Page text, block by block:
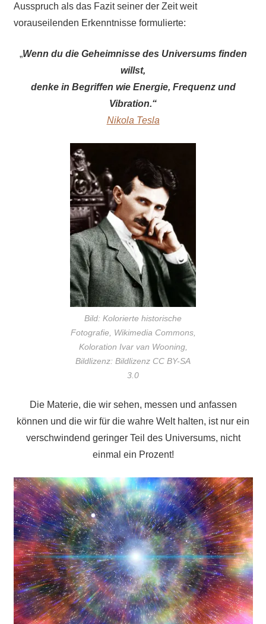
Ausspruch als das Fazit seiner der Zeit weit
vorauseilenden Erkenntnisse formulierte:
„Wenn du die Geheimnisse des Universums finden
willst,
denke in Begriffen wie Energie, Frequenz und
Vibration.“
Nikola Tesla
Bild: Kolorierte historische
Fotografie, Wikimedia Commons,
Koloration Ivar van Wooning,
Bildlizenz: Bildlizenz CC BY-SA
3.0
Die Materie, die wir sehen, messen und anfassen
können und die wir für die wahre Welt halten, ist nur ein
verschwindend geringer Teil des Universums, nicht
einmal ein Prozent!